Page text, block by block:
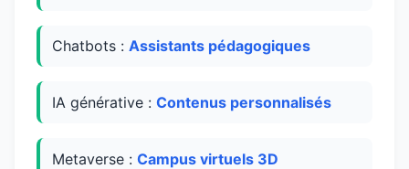
Chatbots : Assistants pédagogiques
IA générative : Contenus personnalisés
Metaverse : Campus virtuels 3D